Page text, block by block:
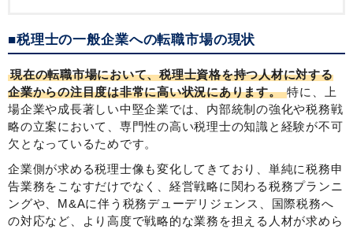
■税理士の一般企業への転職市場の現状
現在の転職市場において、税理士資格を持つ人材に対する
企業からの注目度は非常に高い状況にあります。特に、上
場企業や成長著しい中堅企業では、内部統制の強化や税務戦
略の立案において、専門性の高い税理士の知識と経験が不可
欠となっているためです。
企業側が求める税理士像も変化してきており、単純に税務申
告業務をこなすだけでなく、経営戦略に関わる税務プランニ
ングや、M&Aに伴う税務デューデリジェンス、国際税務へ
の対応など、より高度で戦略的な業務を担える人材が求めら